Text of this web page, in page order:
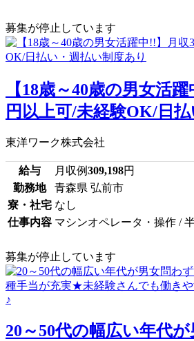
募集が停止しています
【18歳～40歳の男女活
円以上可/未経験OK/日払
東洋ワーク株式会社
給与 月収例309,198円
勤務地
青森県 弘前市
寮・社宅 なし
仕事内容 マシンオペレータ・操作 /
募集が停止しています
20～50代の幅広い年代